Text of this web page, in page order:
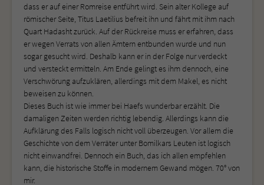
dass er auf einer Romreise entführt wird. Sein alter Kollege auf
römischer Seite, Titus Laetilius befreit ihn und fährt mit ihm nach
Quart Hadasht zurück. Auf der Rückreise muss er erfahren, dass
er wegen Verrats von allen Ämtern entbunden wurde und nun
sogar gesucht wird. Deshalb kann er in der Folge nur verdeckt
und versteckt ermitteln. Am Ende gelingt es ihm dennoch, eine
Verschwörung aufzuklären, allerdings mit dem Makel, es nicht
beweisen zu können.
Dieses Buch ist wie immer bei Haefs wunderbar erzählt. Die
damaligen Zeiten werden richtig lebendig. Allerdings kann die
Aufklärung des Falls logisch nicht voll überzeugen. Vor allem die
Geschichte von dem Verräter unter Bomilkars Leuten ist logisch
nicht einwandfrei. Dennoch ein Buch, das ich allen empfehlen
kann, die historische Stoffe in modernem Gewand mögen. 70° von
mir.